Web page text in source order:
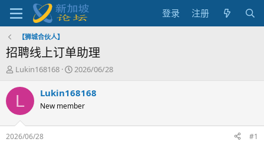
登录 注册
【狮城合伙人】
招聘线上订单助理
主
发
Lukin168168
开
时
间
2026/06/28
L Lukin168168
New member
2026/06/28 #1